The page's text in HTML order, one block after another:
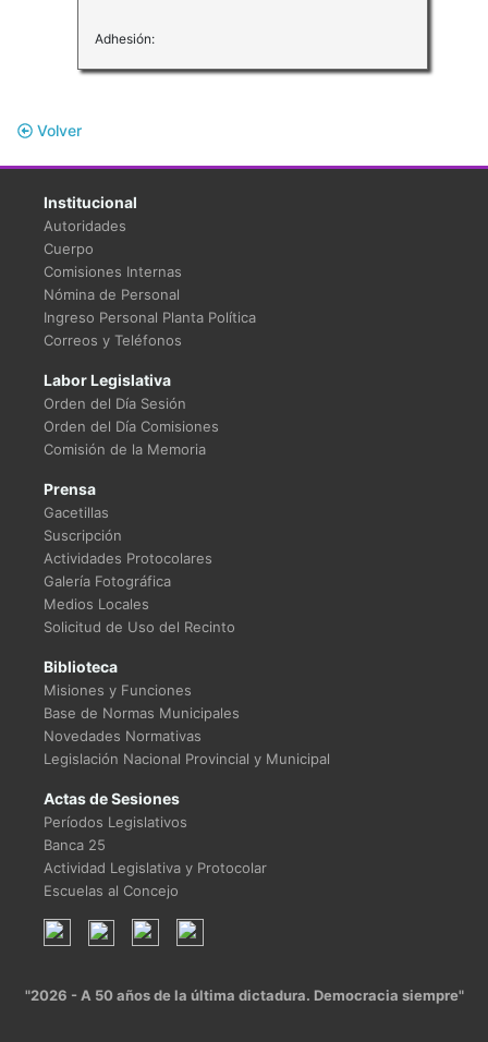
Adhesión:
Volver
Institucional
Autoridades
Cuerpo
Comisiones Internas
Nómina de Personal
Ingreso Personal Planta Política
Correos y Teléfonos
Labor Legislativa
Orden del Día Sesión
Orden del Día Comisiones
Comisión de la Memoria
Prensa
Gacetillas
Suscripción
Actividades Protocolares
Galería Fotográfica
Medios Locales
Solicitud de Uso del Recinto
Biblioteca
Misiones y Funciones
Base de Normas Municipales
Novedades Normativas
Legislación Nacional Provincial y Municipal
Actas de Sesiones
Períodos Legislativos
Banca 25
Actividad Legislativa y Protocolar
Escuelas al Concejo
"2026 - A 50 años de la última dictadura. Democracia siempre"